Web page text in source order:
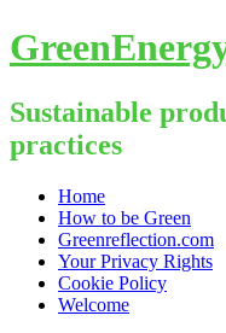
Sustainable
practices
Skip
content
Home
How to be Green
Greenreflection.com
Your Privacy Rights
Cookie Policy
Welcome